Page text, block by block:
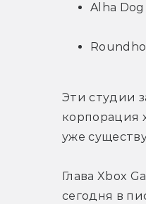
Alha
Эти студии
корпорация
уже
Глава Xbox
сегодня в